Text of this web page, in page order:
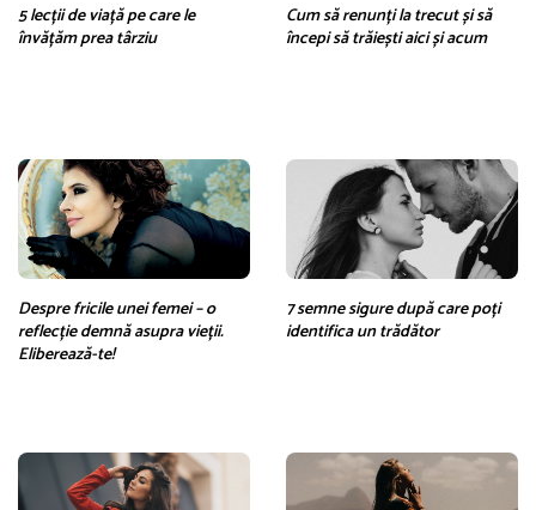
5 lecții de viață pe care le
învățăm prea târziu
Cum să renunți la trecut și să
începi să trăiești aici și acum
Despre fricile unei femei – o
reflecție demnă asupra vieții.
Eliberează-te!
7 semne sigure după care poți
identifica un trădător